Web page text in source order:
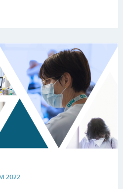
2022